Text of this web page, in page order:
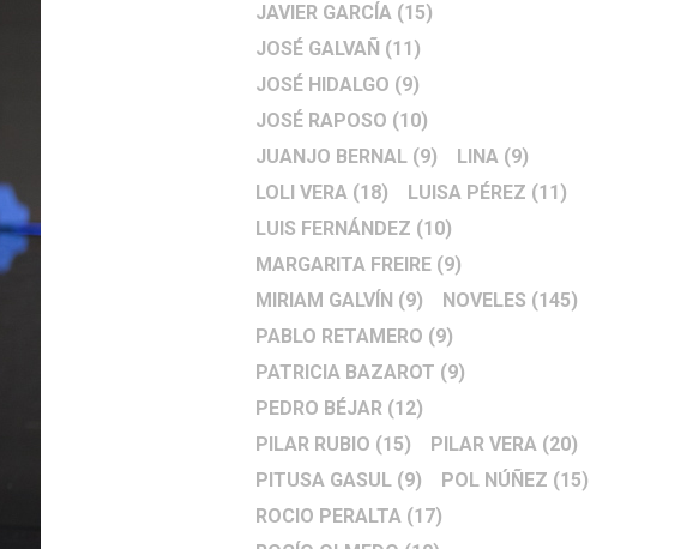
JAVIER GARCÍA (15)
JOSÉ GALVAÑ (11)
JOSÉ HIDALGO (9)
JOSÉ RAPOSO (10)
JUANJO BERNAL (9) LINA (9)
LOLI VERA (18) LUISA PÉREZ (11)
LUIS FERNÁNDEZ (10)
MARGARITA FREIRE (9)
MIRIAM GALVÍN (9) NOVELES (145)
PABLO RETAMERO (9)
PATRICIA BAZAROT (9)
PEDRO BÉJAR (12)
PILAR RUBIO (15) PILAR VERA (20)
PITUSA GASUL (9) POL NÚÑEZ (15)
ROCIO PERALTA (17)